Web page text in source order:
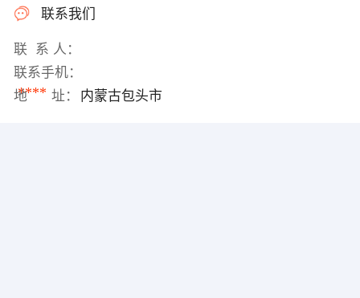
联系我们
联 系 人：
联系手机：
****
地 址： 内蒙古包头市